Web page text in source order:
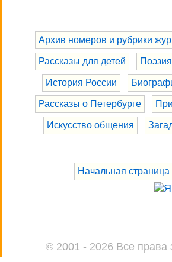
Архив номеров и рубрики
Рассказы для детей Поэзия
История России
Рассказы о Петербурге
Искусство общения
Начальная страница
© 2001 - 2026 Все